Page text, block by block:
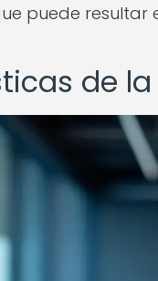
puede
de